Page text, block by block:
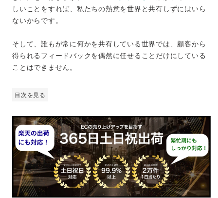
しいことをすれば、私たちの熱意を世界と共有しずにはいら
ないからです。
そして、誰もが常に何かを共有している世界では、顧客から
得られるフィードバックを偶然に任せることだけにしている
ことはできません。
目次を見る